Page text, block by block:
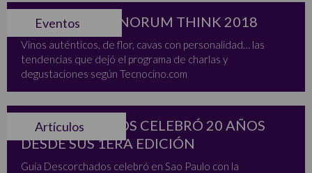
Eventos
LO QUE FUE VINORUM THINK 2018
Vinos auténticos, de flor, cavas con personalidad… las
tendencias que dejó el programa de charlas y
degustaciones según Tecnocino.com
Artículos
DESCORCHADOS CELEBRÓ 20 AÑOS
DESDE SUS 1ERA EDICIÓN
Guía Descorchados celebró en Sao Paulo con la